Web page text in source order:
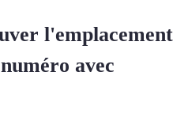
l'emplacement
avec